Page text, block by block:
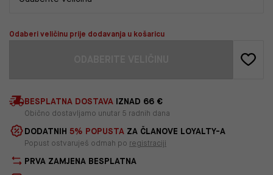
Odaberi veličinu prije dodavanja u košaricu
BESPLATNA DOSTAVA IZNAD 66 €
Obično dostavljamo unutar 5 radnih dana
DODATNIH 5% POPUSTA ZA ČLANOVE LOYALTY-A
Popust ostvaruješ odmah po registraciji
PRVA ZAMJENA BESPLATNA